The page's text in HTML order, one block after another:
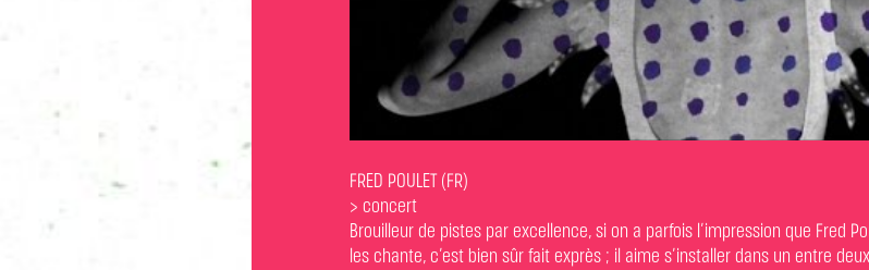
FRED POULET (FR)
> concert
Brouilleur de pistes par excellence, si on a parfois l’impression que Fred
les chante, c’est bien sûr fait exprès ; il aime s’installer dans un entre